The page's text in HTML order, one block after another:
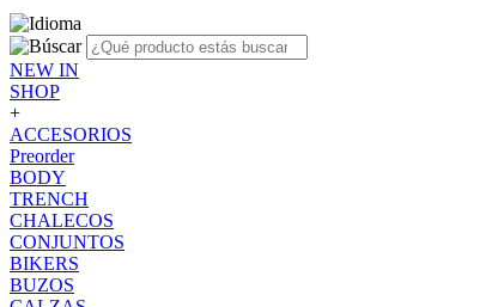
NEW IN
SHOP
+
ACCESORIOS
Preorder
BODY
TRENCH
CHALECOS
CONJUNTOS
BIKERS
BUZOS